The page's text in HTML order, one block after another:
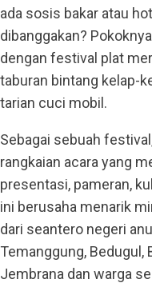
ada sosis bakar atau
dibanggakan?
dengan festival plat
taburan bintang kelap-
tarian cuci mobil.
Sebagai sebuah
rangkaian acara yang
presentasi, pameran,
ini berusaha menarik
dari seantero negeri
Temanggung, Bedugul,
Jembrana dan warga